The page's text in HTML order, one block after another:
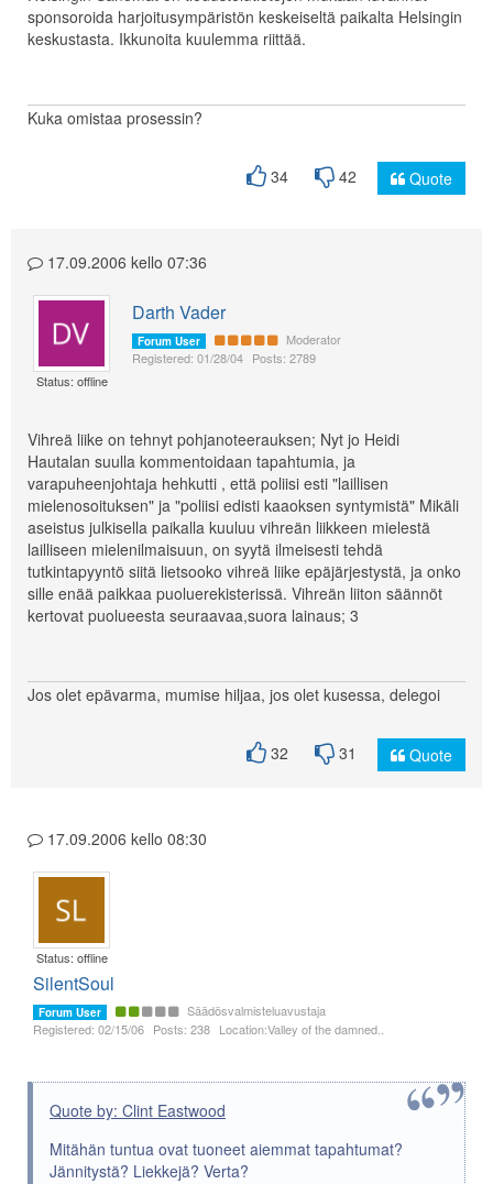
sponsoroida harjoitusympäristön keskeiseltä paikalta Helsingin
keskustasta. Ikkunoita kuulemma riittää.
Kuka omistaa prosessin?
34 42 Quote
17.09.2006 kello 07:36
Status: offline
Darth Vader
Forum User
Moderator
Registered: 01/28/04 Posts: 2789
Vihreä liike on tehnyt pohjanoteerauksen; Nyt jo Heidi
Hautalan suulla kommentoidaan tapahtumia, ja
varapuheenjohtaja hehkutti , että poliisi esti "laillisen
mielenosoituksen" ja "poliisi edisti kaaoksen syntymistä" Mikäli
aseistus julkisella paikalla kuuluu vihreän liikkeen mielestä
lailliseen mielenilmaisuun, on syytä ilmeisesti tehdä
tutkintapyyntö siitä lietsooko vihreä liike epäjärjestystä, ja onko
sille enää paikkaa puoluerekisterissä. Vihreän liiton säännöt
kertovat puolueesta seuraavaa,suora lainaus; 3
Jos olet epävarma, mumise hiljaa, jos olet kusessa, delegoi
32 31 Quote
17.09.2006 kello 08:30
Status: offline
SilentSoul
Forum User
Säädösvalmisteluavustaja
Registered: 02/15/06 Posts: 238 Location:Valley of the damned..
Quote by: Clint Eastwood
Mitähän tuntua ovat tuoneet aiemmat tapahtumat?
Jännitystä? Liekkejä? Verta?